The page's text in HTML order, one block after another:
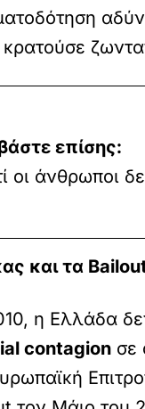
επίσης:
οι άνθρωποι
και τα
η Ελλάδα
contagion σε